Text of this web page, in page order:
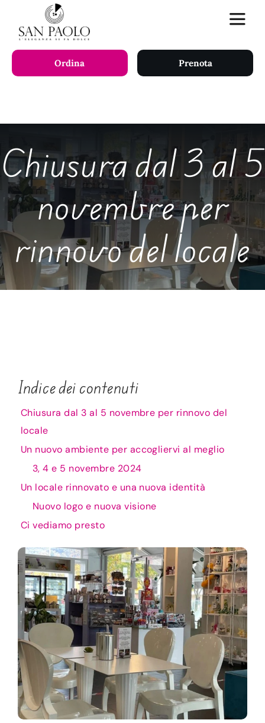
content
Toggle
SHOP
CHI SIAMO
LAVORA CON NOI
CONTATTI
Ordina Prenota
Chiusura dal 3 al 5
novembre per
rinnovo del locale
Indice dei contenuti
Chiusura dal 3 al 5 novembre per rinnovo del
locale
Un nuovo ambiente per accogliervi al meglio
3, 4 e 5 novembre 2024
Un locale rinnovato e una nuova identità
Nuovo logo e nuova visione
Ci vediamo presto